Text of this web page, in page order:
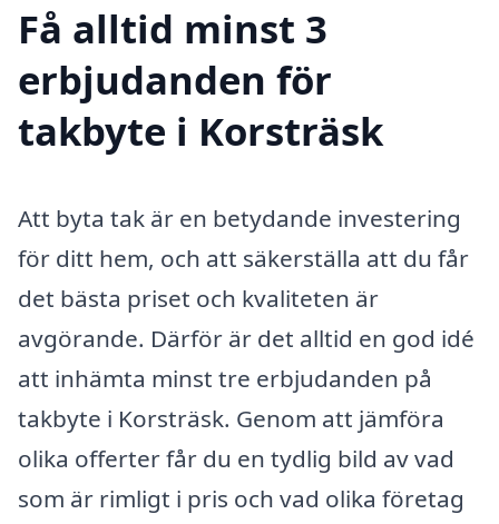
Få alltid minst 3
erbjudanden för
takbyte i Korsträsk
Att byta tak är en betydande investering
för ditt hem, och att säkerställa att du får
det bästa priset och kvaliteten är
avgörande. Därför är det alltid en god idé
att inhämta minst tre erbjudanden på
takbyte i Korsträsk. Genom att jämföra
olika offerter får du en tydlig bild av vad
som är rimligt i pris och vad olika företag